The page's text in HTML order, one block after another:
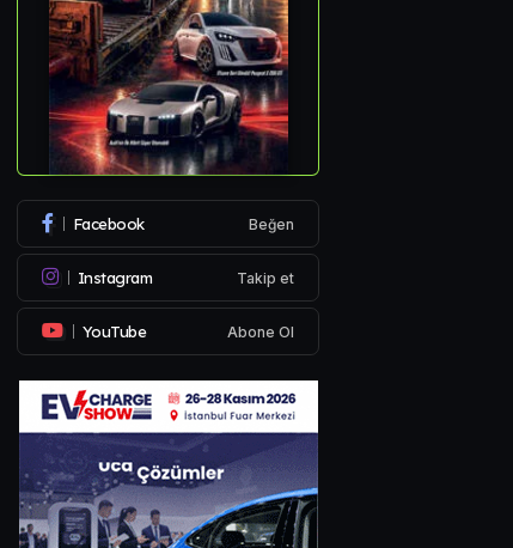
Facebook Beğen
Instagram Takip et
YouTube Abone Ol